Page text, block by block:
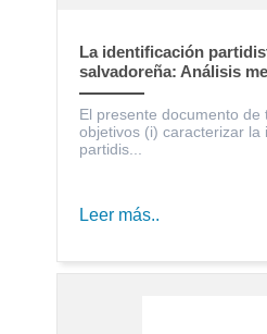
La identificación
salvadoreña: Análisis
Electoral
El presente documento de
objetivos (i) caracterizar la
partidis...
Leer más..